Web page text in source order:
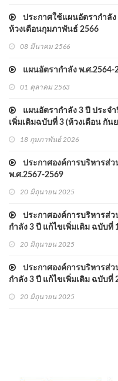
ประกาศใช้แผนอัตรากำลัง
ห้วงเดือนกุมภาพันธ์ 2566
08 มีนาคม 2566
แผนอัตรากำลัง พ.ศ.2564-
01 ตุลาคม 2563
แผนอัตรากำลัง 3 ปี ประจ
เพิ่มเติมฉบับที่ 3 (ห้วงเดือน กัน
18 กุมภาพันธ์ 2026
ประกาศองค์การบริหารส่ว
พ.ศ.2567-2569
20 มิถุนายน 2025
ประกาศองค์การบริหารส่ว
กำลัง 3 ปี แก้ไขเพิ่มเติม ฉบับที่
20 มิถุนายน 2025
ประกาศองค์การบริหารส่ว
กำลัง 3 ปี แก้ไขเพิ่มเติม ฉบับที่
20 มิถุนายน 2025